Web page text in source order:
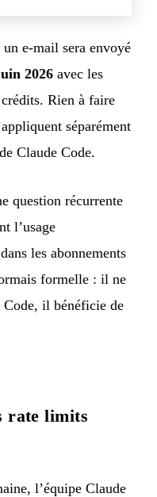
un e-mail sera envoyé
2026 avec les
Rien à faire
séparément
Claude Code.
question récurrente
l’usage
les abonnements
formelle : il ne
Code, il bénéficie de
rate limits
l’équipe Claude